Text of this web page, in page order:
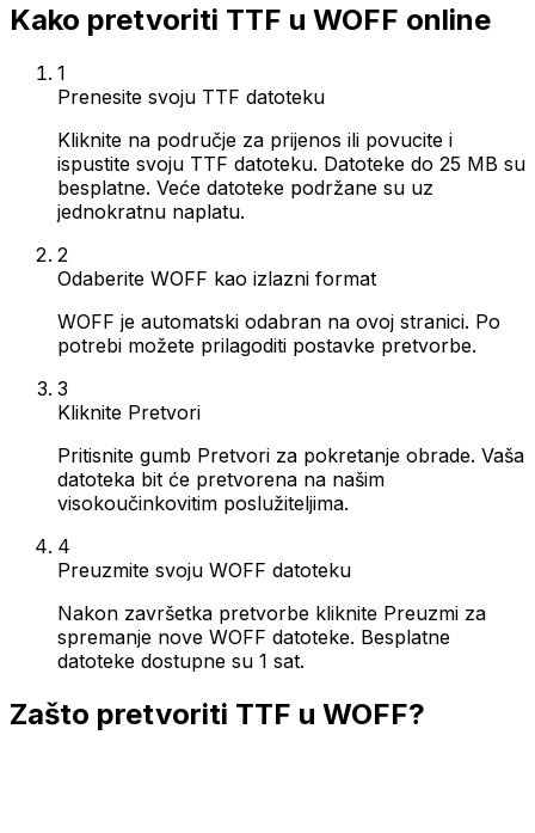
Kako pretvoriti TTF u WOFF online
1
Prenesite svoju TTF datoteku
Kliknite na područje za prijenos ili povucite i
ispustite svoju TTF datoteku. Datoteke do 25 MB su
besplatne. Veće datoteke podržane su uz
jednokratnu naplatu.
2
Odaberite WOFF kao izlazni format
WOFF je automatski odabran na ovoj stranici. Po
potrebi možete prilagoditi postavke pretvorbe.
3
Kliknite Pretvori
Pritisnite gumb Pretvori za pokretanje obrade. Vaša
datoteka bit će pretvorena na našim
visokoučinkovitim poslužiteljima.
4
Preuzmite svoju WOFF datoteku
Nakon završetka pretvorbe kliknite Preuzmi za
spremanje nove WOFF datoteke. Besplatne
datoteke dostupne su 1 sat.
Zašto pretvoriti TTF u WOFF?